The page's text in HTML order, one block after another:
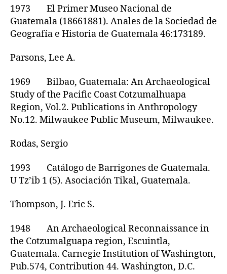
1973 El Primer Museo Nacional de
Guatemala (18661881). Anales de la Sociedad de
Geografía e Historia de Guatemala 46:173189.
Parsons, Lee A.
1969 Bilbao, Guatemala: An Archaeological
Study of the Pacific Coast Cotzumalhuapa
Region, Vol.2. Publications in Anthropology
No.12. Milwaukee Public Museum, Milwaukee.
Rodas, Sergio
1993 Catálogo de Barrigones de Guatemala.
U Tz’ib 1 (5). Asociación Tikal, Guatemala.
Thompson, J. Eric S.
1948 An Archaeological Reconnaissance in
the Cotzumalguapa region, Escuintla,
Guatemala. Carnegie Institution of Washington,
Pub.574, Contribution 44. Washington, D.C.